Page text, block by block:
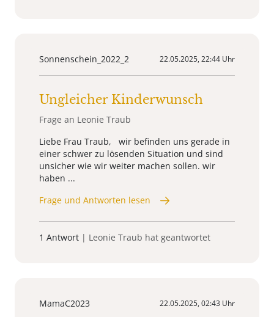
Sonnenschein_2022_2 22.05.2025, 22:44 Uhr
Ungleicher Kinderwunsch
Frage an Leonie Traub
Liebe Frau Traub, wir befinden uns gerade in
einer schwer zu lösenden Situation und sind
unsicher wie wir weiter machen sollen. wir
haben ...
Frage und Antworten lesen
1 Antwort | Leonie Traub hat geantwortet
MamaC2023 22.05.2025, 02:43 Uhr